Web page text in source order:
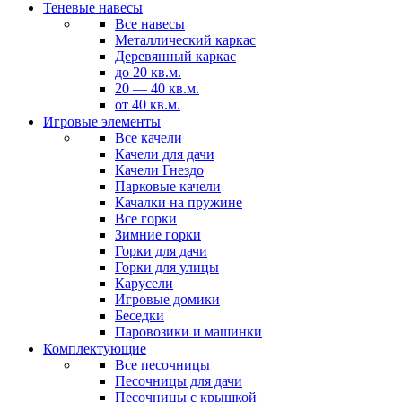
Теневые навесы
Все навесы
Металлический каркас
Деревянный каркас
до 20 кв.м.
20 — 40 кв.м.
от 40 кв.м.
Игровые элементы
Все качели
Качели для дачи
Качели Гнездо
Парковые качели
Качалки на пружине
Все горки
Зимние горки
Горки для дачи
Горки для улицы
Карусели
Игровые домики
Беседки
Паровозики и машинки
Комплектующие
Все песочницы
Песочницы для дачи
Песочницы с крышкой